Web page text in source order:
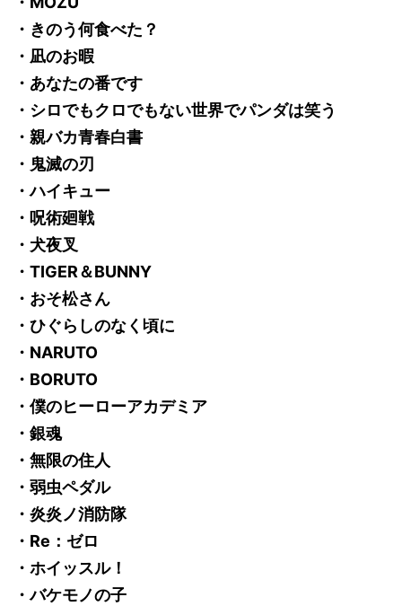
・きのう何食べた？
・凪のお暇
・あなたの番です
・シロでもクロでもない世界でパンダは笑う
・親バカ青春白書
・鬼滅の刃
・ハイキュー
・呪術廻戦
・犬夜叉
・TIGER＆BUNNY
・おそ松さん
・ひぐらしのなく頃に
・NARUTO
・BORUTO
・僕のヒーローアカデミア
・銀魂
・無限の住人
・弱虫ペダル
・炎炎ノ消防隊
・Re：ゼロ
・ホイッスル！
・バケモノの子